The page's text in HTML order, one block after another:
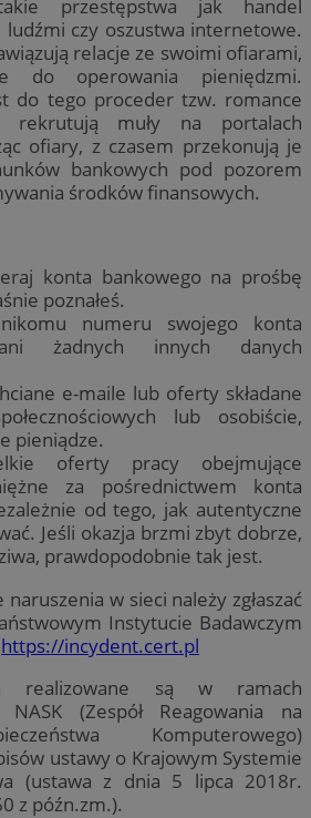
przestępstwa jak handel
czy oszustwa internetowe.
relacje ze swoimi ofiarami,
do operowania pieniędzmi.
do tego proceder tzw. romance
rekrutują muły na portalach
ofiary, z czasem przekonują je
bankowych pod pozorem
środków finansowych.
konta bankowego na prośbę
poznałeś.
numeru swojego konta
żadnych innych danych
e-maile lub oferty składane
lub osobiście,
pieniądze.
oferty pracy obejmujące
za pośrednictwem konta
od tego, jak autentyczne
Jeśli okazja brzmi zbyt dobrze,
prawdopodobnie tak jest.
w sieci należy zgłaszać
Instytucie Badawczym
https://incydent.cert.pl
realizowane są w ramach
NASK (Zespół Reagowania na
Komputerowego)
ustawy o Krajowym Systemie
(ustawa z dnia 5 lipca 2018r.
z późn.zm.).